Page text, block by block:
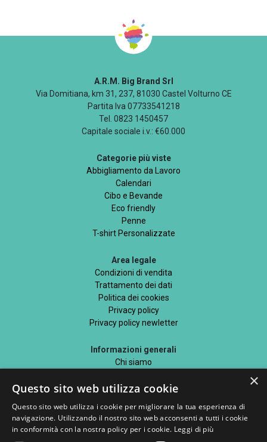
A.R.M. Big Brand Srl
Via Domitiana, km 31, 237, 81030 Castel Volturno CE
Partita Iva 07733541218
Tel. 0823 1450457
Capitale sociale i.v.: €60.000
Categorie più viste
Abbigliamento da Lavoro
Calendari
Cibo e Bevande
Eco friendly
Penne
T-shirt Personalizzate
Area legale
Condizioni di vendita
Trattamento dei dati
Politica dei cookies
Privacy policy
Privacy policy newletter
Informazioni generali
Chi siamo
Blog
×
Questo sito web utilizza cookie
Questo sito web utilizza i cookie per migliorare la tua esperienza di
navigazione. Utilizzando il nostro sito web acconsenti a tutti i cookie
in conformità con la nostra policy per i cookie. Leggi di più